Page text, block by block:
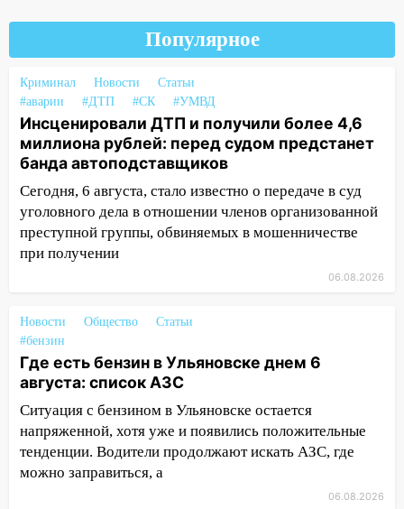
по улице Ефремова
14:23 67% ульяновцев готовы
передумать увольняться, если им
повысят зарплату
14:01 Инсценировали ДТП и получили
более 4,6 миллиона рублей: перед
судом предстанет банда
автоподставщиков
13:36 В Инзе произошел крупный пожар
13:00 В суде защитили репутацию
животными
12:28
Ульяновской области перевозчик
провернул хитрую схему с чужими
проездными
12:10 Ульяновский алиментщик накопил
120 тысяч долга
Популярное
Криминал Новости
Статьи
#аварии
#ДТП #СК #УМВД
Инсценировали ДТП и получили более 4,6
миллиона рублей: перед судом предстанет
банда автоподставщиков
Сегодня, 6 августа, стало известно о передаче в суд
уголовного дела в отношении членов организованной
преступной группы, обвиняемых в мошенничестве
при получении
06.08.2026
Новости Общество
Статьи
#бензин
Где есть бензин в Ульяновске днем 6
августа: список АЗС
Ситуация с бензином в Ульяновске остается
напряженной, хотя уже и появились положительные
тенденции. Водители продолжают искать АЗС, где
можно заправиться, а
06.08.2026